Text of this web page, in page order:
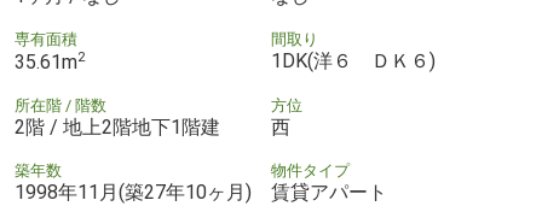
専有面積
35.61m2
間取り
1DK(洋６ ＤＫ６)
所在階 / 階数
2階 / 地上2階地下1階建
方位
西
築年数
1998年11月(築27年10ヶ月)
物件タイプ
賃貸アパート